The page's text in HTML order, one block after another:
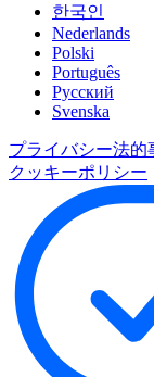
한국인
Nederlands
Polski
Português
Pусский
Svenska
プライバシー法的
クッキーポリシー